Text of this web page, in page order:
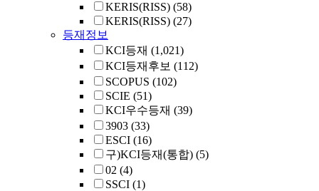
KERIS(RISS) (58)
KERIS(RISS) (27)
등재정보
KCI등재 (1,021)
KCI등재후보 (112)
SCOPUS (102)
SCIE (51)
KCI우수등재 (39)
3903 (33)
ESCI (16)
구)KCI등재(통합) (5)
02 (4)
SSCI (1)